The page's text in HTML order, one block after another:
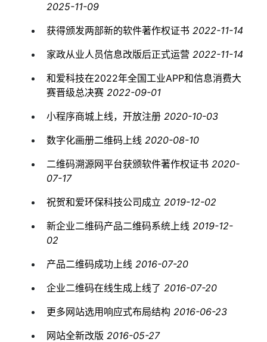
2025-11-09
获得颁发两部新的软件著作权证书 2022-11-14
家政从业人员信息改版后正式运营 2022-11-14
和爱科技在2022年全国工业APP和信息消费大
赛晋级总决赛 2022-09-01
小程序商城上线，开放注册 2020-10-03
数字化画册二维码上线 2020-08-10
二维码溯源网平台获颁软件著作权证书 2020-
07-17
祝贺和爱环保科技公司成立 2019-12-02
新企业二维码产品二维码系统上线 2019-12-
02
产品二维码成功上线 2016-07-20
企业二维码在线生成上线了 2016-07-20
更多网站选用响应式布局结构 2016-06-23
网站全新改版 2016-05-27